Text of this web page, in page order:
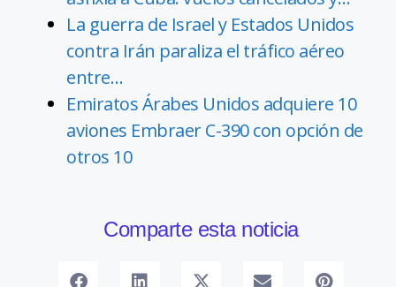
La guerra de Israel y Estados Unidos
contra Irán paraliza el tráfico aéreo
entre…
Emiratos Árabes Unidos adquiere 10
aviones Embraer C-390 con opción de
otros 10
Comparte esta noticia